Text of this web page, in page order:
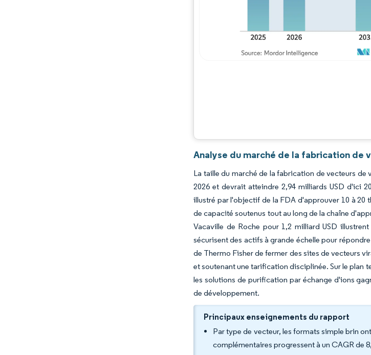
Analyse du marché de la fabrication de
La taille du marché de la fabrication de vecteurs de
2026 et devrait atteindre 2,94 milliards USD d'ici
illustré par l'objectif de la FDA d'approuver 10 à 20
de capacité soutenus tout au long de la chaîne
Vacaville de Roche pour 1,2 milliard USD
sécurisent des actifs à grande échelle pour
de Thermo Fisher de fermer des sites de vecteurs
et soutenant une tarification disciplinée. Sur le plan
les solutions de purification par échange d'ions
de développement.
Principaux enseignements du rapport
Par type de vecteur, les formats simple brin
complémentaires progressent à un CAGR de